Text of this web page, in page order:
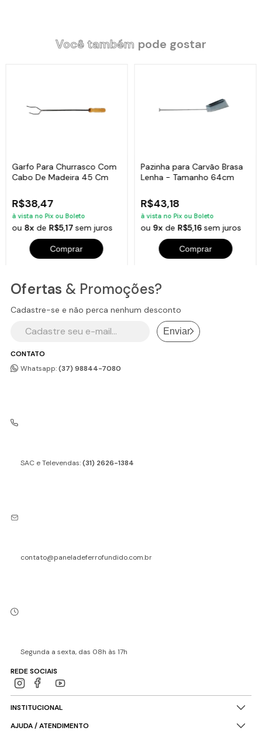
Você também pode gostar
Garfo Para Churrasco Com
Cabo De Madeira 45 Cm
R$38,47
à vista no Pix ou Boleto
ou 8x de R$5,17sem juros
Comprar
Pazinha para Carvão Brasa
Lenha - Tamanho 64cm
R$43,18
à vista no Pix ou Boleto
ou 9x de R$5,16sem juros
Comprar
CONTATO
Whatsapp:(37) 98844-7080
SAC e Televendas:(31) 2626-1384
contato@paneladeferrofundido.com.br
Segunda a sexta, das 08h às 17h
REDE SOCIAIS
INSTITUCIONAL
AJUDA / ATENDIMENTO
Ofertas & Promoções?
Cadastre-se e não perca nenhum desconto
Enviar